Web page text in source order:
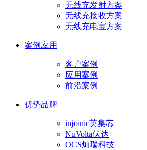
无线充发射方案
无线充接收方案
无线充电宝方案
案例应用
客户案例
应用案例
前沿案例
优势品牌
injoinic英集芯
NuVolta伏达
OCS灿瑞科技